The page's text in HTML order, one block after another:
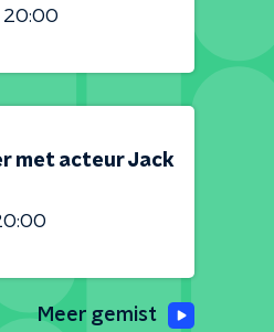
20:00
met acteur Jack
Meer gemist